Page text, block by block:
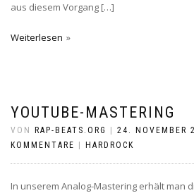
aus diesem Vorgang […]
Weiterlesen
YOUTUBE-MASTERING
VON RAP-BEATS.ORG 24. NOVEMBER
KOMMENTARE
HARDROCK
In unserem Analog-Mastering erhält man